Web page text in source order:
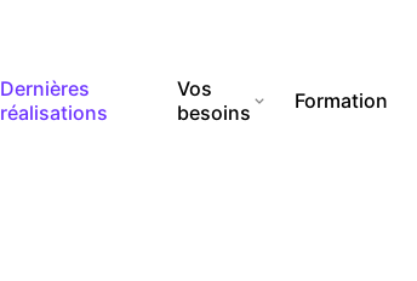
Dernières
réalisations
Vos
besoins
Formation